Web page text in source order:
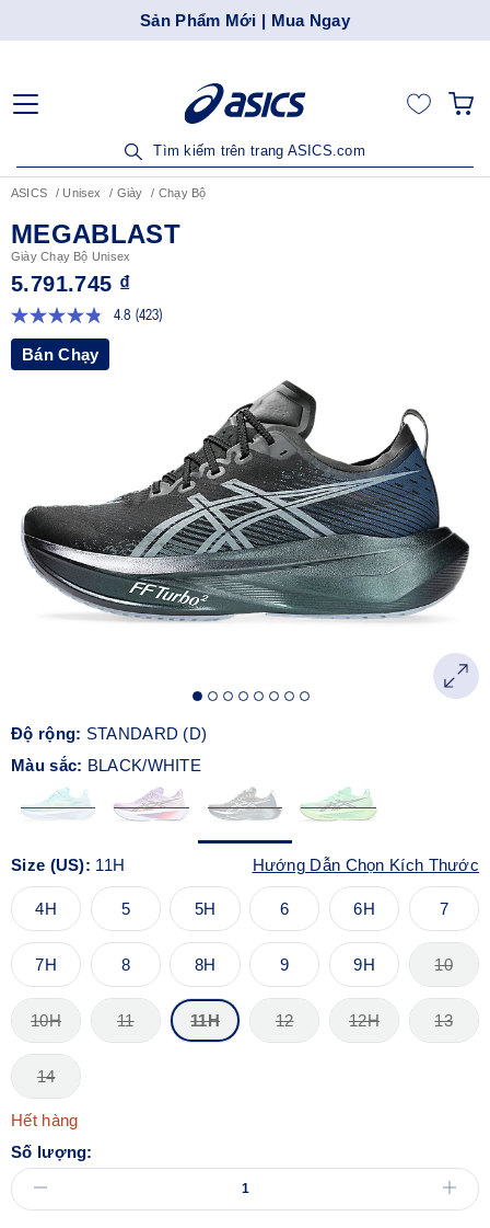
Sản Phẩm Mới | Mua Ngay
Tìm kiếm trên trang ASICS.com
ASICS Unisex Giày Chạy Bộ
MEGABLAST
Giày Chạy Bộ Unisex
5.791.745 ₫
4.8 Đọc
(423)
Bán Chạy
Độ rộng: STANDARD (D)
Màu sắc: BLACK/WHITE
Size (US): 11H Hướng Dẫn Chọn Kích Thước
4H 5 5H 6 6H 7
7H 8 8H 9 9H 10
10H 11 11H 12 12H 13
14
Hết hàng
Số lượng: